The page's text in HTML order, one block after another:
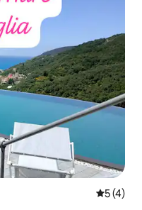
平均评分
5 (4)